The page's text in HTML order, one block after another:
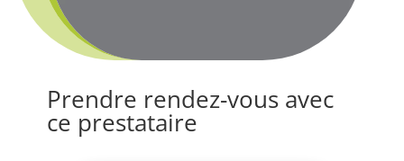
Prendre rendez-vous avec
ce prestataire